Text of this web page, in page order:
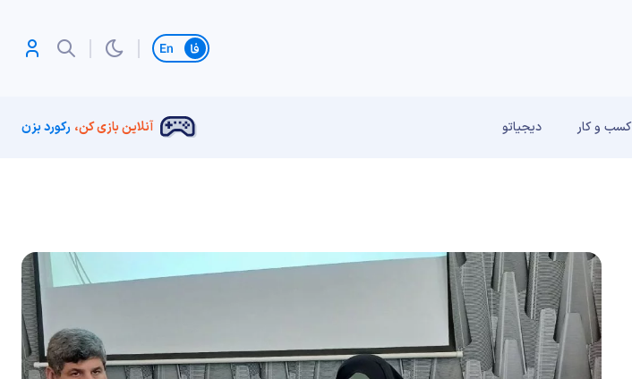
تغییر زبان
کسب و کار دیجیاتو آنلاین بازی کن، رکورد بزن